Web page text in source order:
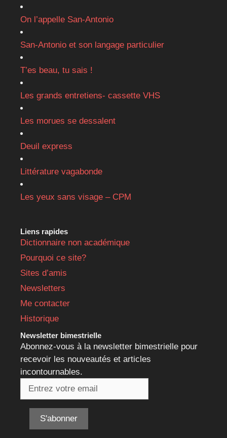
On l’appelle San-Antonio
San-Antonio et son langage particulier
T’es beau, tu sais !
Les grands entretiens- cassette VHS
Les morues se dessalent
Deuil express
Littérature vagabonde
Les yeux sans visage – CPM
Liens rapides
Dictionnaire non académique
Pourquoi ce site?
Sites d’amis
Newsletters
Me contacter
Historique
Newsletter bimestrielle
Abonnez-vous à la newsletter bimestrielle pour
recevoir les nouveautés et articles
incontournables.